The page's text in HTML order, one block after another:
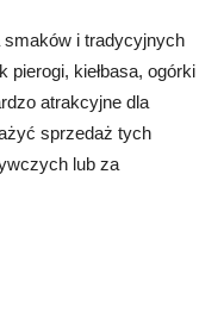
smaków i tradycyjnych
pierogi, kiełbasa, ogórki
atrakcyjne dla
sprzedaż tych
lub za